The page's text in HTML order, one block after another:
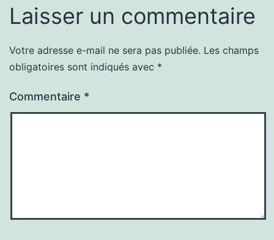
Laisser un commentaire
Votre adresse e-mail ne sera pas publiée. Les champs
obligatoires sont indiqués avec *
Commentaire *